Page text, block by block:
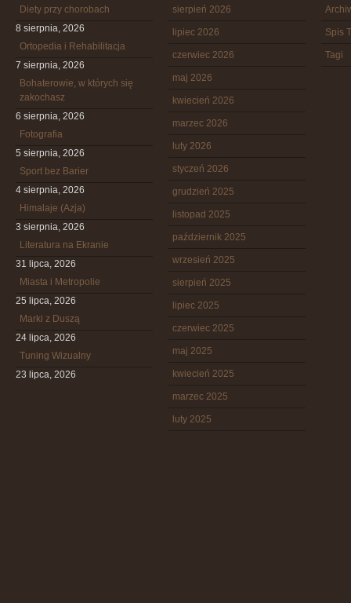
Diety przy chorobach
8 sierpnia, 2026
Ortopedia i Rehabilitacja
7 sierpnia, 2026
Bohaterowie, w których się
zakochasz
6 sierpnia, 2026
Fotografia
5 sierpnia, 2026
Sport bez Barier
4 sierpnia, 2026
Himalaje (Azja)
3 sierpnia, 2026
Literatura na Ekranie
31 lipca, 2026
Miasta i Metropolie
25 lipca, 2026
Marki z Duszą
24 lipca, 2026
Tuning Wizualny
23 lipca, 2026
sierpień 2026
lipiec 2026
czerwiec 2026
maj 2026
kwiecień 2026
marzec 2026
luty 2026
styczeń 2026
grudzień 2025
listopad 2025
październik 2025
wrzesień 2025
sierpień 2025
lipiec 2025
czerwiec 2025
maj 2025
kwiecień 2025
marzec 2025
luty 2025
Spis
Tagi